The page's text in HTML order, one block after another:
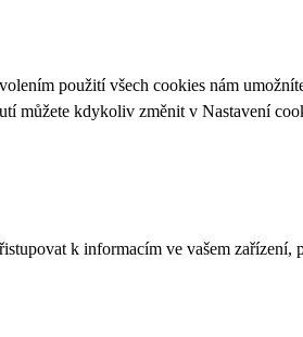
použití všech cookies nám
můžete kdykoliv změnit v Nastavení
k informacím ve vašem zařízení,